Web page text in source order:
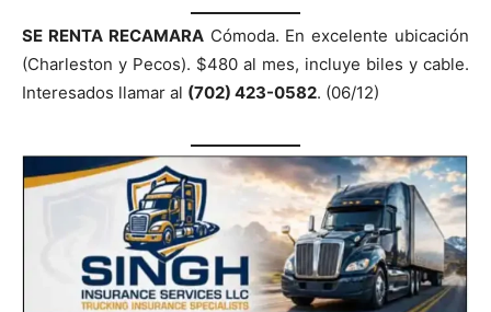
SE RENTA RECAMARACómoda. En excelente ubicación
(Charleston y Pecos). $480 al mes, incluye biles y cable.
Interesados llamar al (702) 423-0582. (06/12)